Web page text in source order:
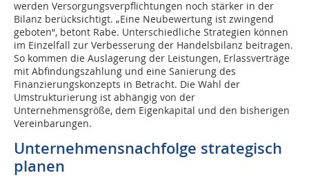
werden Versorgungsverpflichtungen noch stärker in der
Bilanz berücksichtigt. „Eine Neubewertung ist zwingend
geboten“, betont Rabe. Unterschiedliche Strategien können
im Einzelfall zur Verbesserung der Handelsbilanz beitragen.
So kommen die Auslagerung der Leistungen, Erlassverträge
mit Abfindungszahlung und eine Sanierung des
Finanzierungskonzepts in Betracht. Die Wahl der
Umstrukturierung ist abhängig von der
Unternehmensgröße, dem Eigenkapital und den bisherigen
Vereinbarungen.
Unternehmensnachfolge strategisch
planen